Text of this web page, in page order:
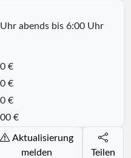
abends bis 6:00 Uhr
€
€
€
€
Aktualisierung
melden
Teilen